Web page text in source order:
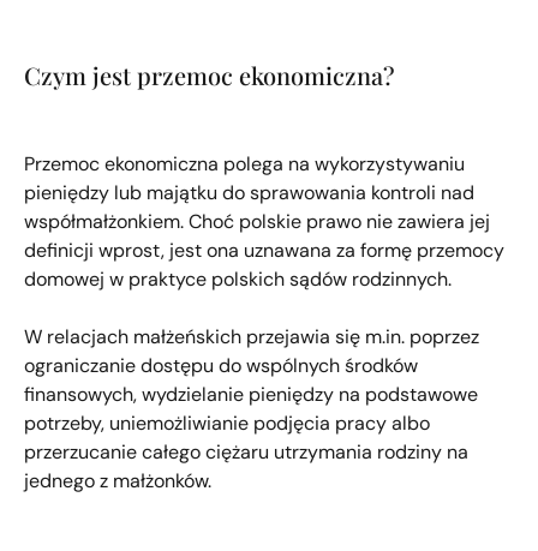
Czym jest przemoc ekonomiczna?
Przemoc ekonomiczna polega na wykorzystywaniu
pieniędzy lub majątku do sprawowania kontroli nad
współmałżonkiem. Choć polskie prawo nie zawiera jej
definicji wprost, jest ona uznawana za formę przemocy
domowej w praktyce polskich sądów rodzinnych.
W relacjach małżeńskich przejawia się m.in. poprzez
ograniczanie dostępu do wspólnych środków
finansowych, wydzielanie pieniędzy na podstawowe
potrzeby, uniemożliwianie podjęcia pracy albo
przerzucanie całego ciężaru utrzymania rodziny na
jednego z małżonków.